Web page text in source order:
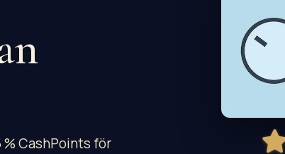
% CashPoints för